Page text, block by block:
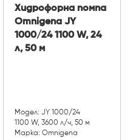
Хидрофорна помпа
Omnigena JY
1000/24 1100 W, 24
л, 50 м
Модел: JY 1000/24
1100 W, 3600 л/ч, 50 м
Марка: Omnigena